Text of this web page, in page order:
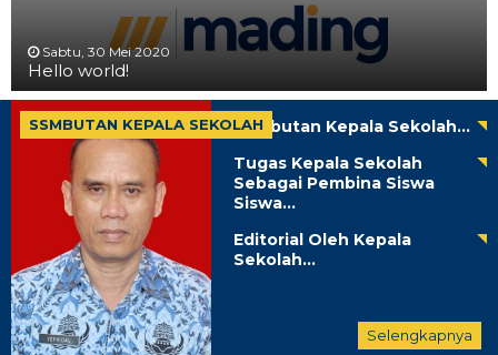
Sabtu, 30 Mei 2020
Hello world!
SSMBUTAN KEPALA SEKOLAHSambutan Kepala Sekolah...
Tugas Kepala Sekolah
Sebagai Pembina Siswa
Siswa...
Editorial Oleh Kepala
Sekolah...
Selengkapnya